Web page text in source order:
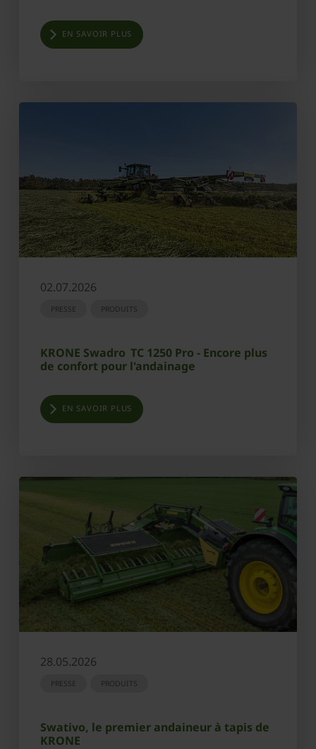
EN SAVOIR PLUS
02.07.2026
PRESSE PRODUITS
KRONE Swadro TC 1250 Pro - Encore plus
de confort pour l'andainage
EN SAVOIR PLUS
28.05.2026
PRESSE PRODUITS
Swativo, le premier andaineur à tapis de
KRONE